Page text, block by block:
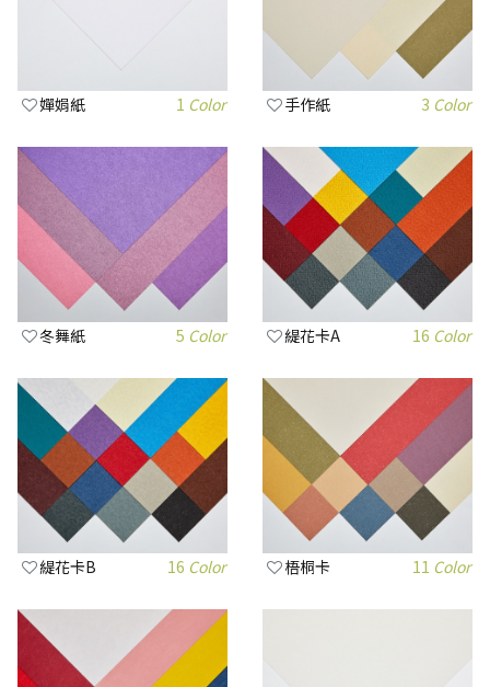
嬋娟紙 1 Color 手作紙 3 Color
冬舞紙 5 Color 緹花卡A 16 Color
緹花卡B 16 Color 梧桐卡 11 Color